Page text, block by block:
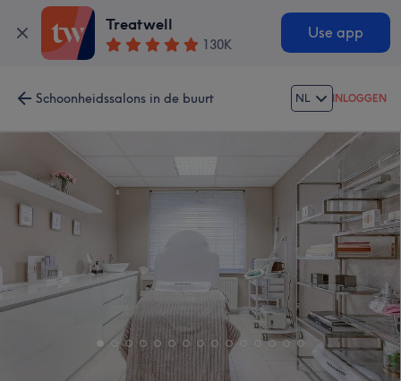
Treatwell
130K
Use app
Schoonheidssalons in de buurt NL INLOGGEN